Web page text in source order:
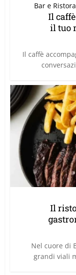
Bar e
Il
il tuo
Il caffè
Il
Nel cuore di
grandi viali